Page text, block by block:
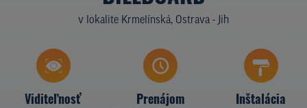
PLOCHY V AKCII
TYPY NOSIČOV
Z PRAXE
v lokalite Krmelínská, Ostrava - Jih
Viditeľnosť Prenájom Inštalácia